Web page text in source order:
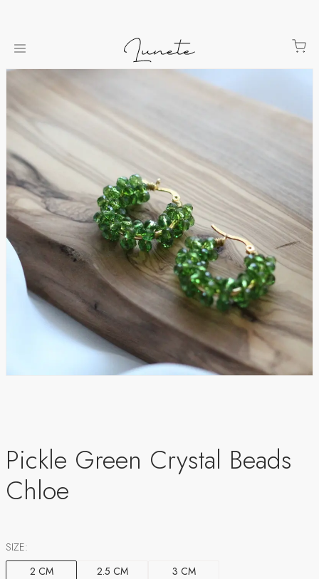
Pickle Green Crystal Beads
Chloe
SIZE:
2 CM
2.5 CM 3 CM